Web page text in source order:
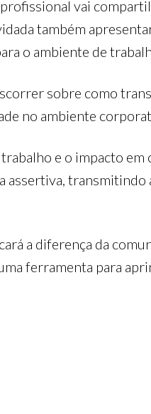
vai
também
o ambiente de
sobre como
no ambiente
e o impacto em
assertiva,
a diferença da
ferramenta para